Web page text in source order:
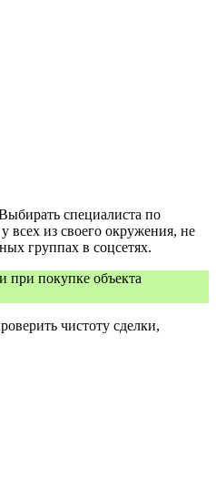
специалиста по
всех из своего окружения, не
группах в соцсетях.
при покупке объекта
чистоту сделки,